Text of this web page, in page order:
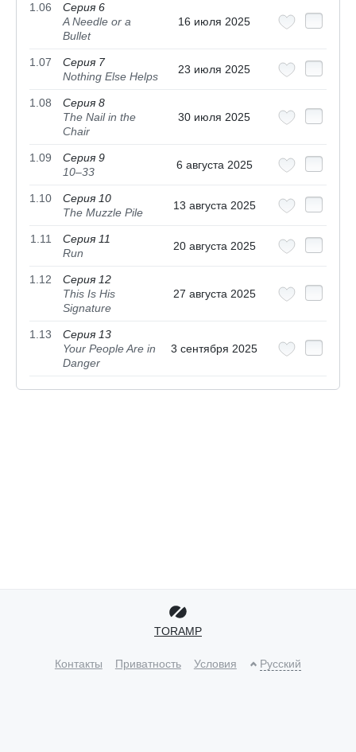
1.06
Серия 6
A Needle or a
Bullet
16 июля 2025
1.07
Серия 7
Nothing Else Helps
23 июля 2025
1.08
Серия 8
The Nail in the
Chair
30 июля 2025
1.09
Серия 9
10–33
6 августа 2025
1.10
Серия 10
The Muzzle Pile
13 августа 2025
1.11
Серия 11
Run
20 августа 2025
1.12
Серия 12
This Is His
Signature
27 августа 2025
1.13
Серия 13
Your People Are in
Danger
3 сентября 2025
TORAMP
Контакты Приватность Условия Русский